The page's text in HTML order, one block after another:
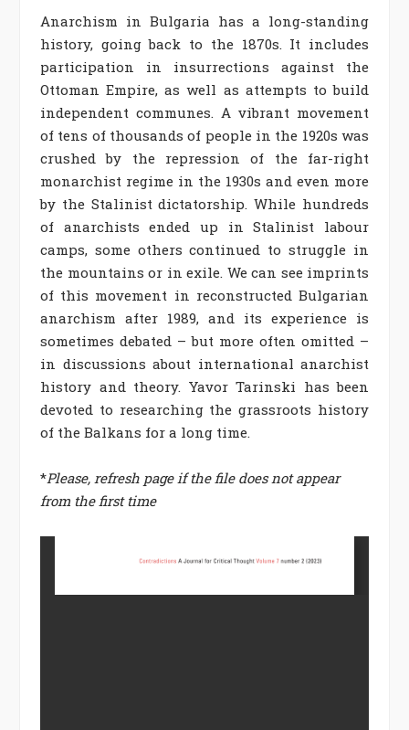
Anarchism in Bulgaria has a long-standing
history, going back to the 1870s. It includes
participation in insurrections against the
Ottoman Empire, as well as attempts to build
independent communes. A vibrant movement
of tens of thousands of people in the 1920s was
crushed by the repression of the far-right
monarchist regime in the 1930s and even more
by the Stalinist dictatorship. While hundreds
of anarchists ended up in Stalinist labour
camps, some others continued to struggle in
the mountains or in exile. We can see imprints
of this movement in reconstructed Bulgarian
anarchism after 1989, and its experience is
sometimes debated – but more often omitted –
in discussions about international anarchist
history and theory. Yavor Tarinski has been
devoted to researching the grassroots history
of the Balkans for a long time.
*Please, refresh page if the file does not appear
from the first time